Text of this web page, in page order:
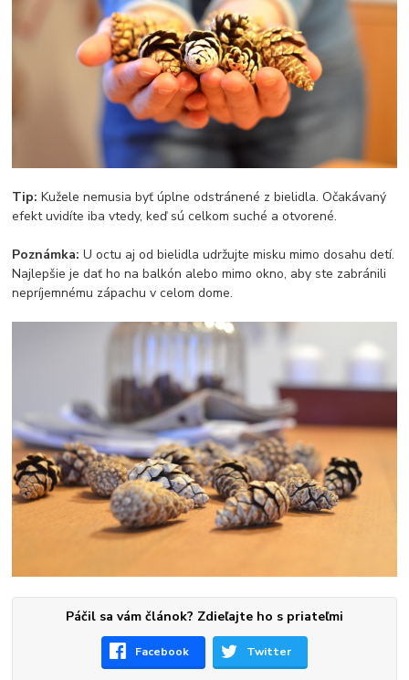
Tip:Kužele nemusia byť úplne odstránené z bielidla. Očakávaný
efekt uvidíte iba vtedy, keď sú celkom suché a otvorené.
Poznámka:U octu aj od bielidla udržujte misku mimo dosahu detí.
Najlepšie je dať ho na balkón alebo mimo okno, aby ste zabránili
nepríjemnému zápachu v celom dome.
Páčil sa vám článok? Zdieľajte ho s priateľmi
Facebook Twitter